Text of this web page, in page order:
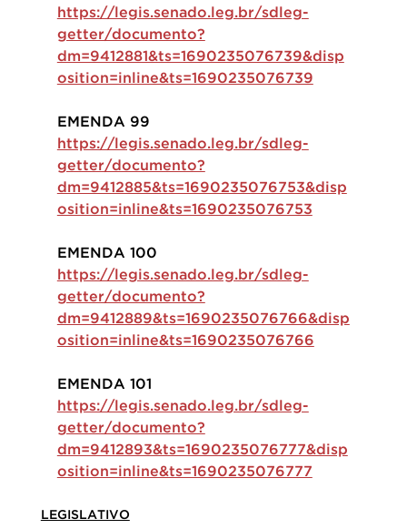
https://legis.senado.leg.br/sdleg-
getter/documento?
dm=9412881&ts=1690235076739&disp
osition=inline&ts=1690235076739
EMENDA 99
https://legis.senado.leg.br/sdleg-
getter/documento?
dm=9412885&ts=1690235076753&disp
osition=inline&ts=1690235076753
EMENDA 100
https://legis.senado.leg.br/sdleg-
getter/documento?
dm=9412889&ts=1690235076766&disp
osition=inline&ts=1690235076766
EMENDA 101
https://legis.senado.leg.br/sdleg-
getter/documento?
dm=9412893&ts=1690235076777&disp
osition=inline&ts=1690235076777
LEGISLATIVO